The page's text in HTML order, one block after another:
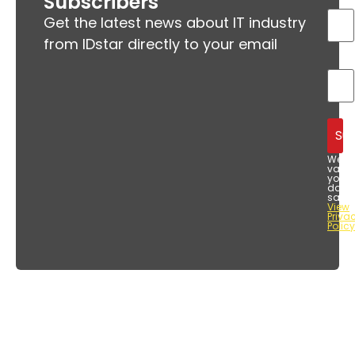
Get the latest news about IT industry
from IDstar directly to your email
We
value
your
data
View
Policy